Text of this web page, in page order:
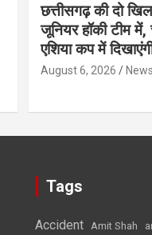
छत्तीसगढ़ की दो
जूनियर हॉकी टीम में,
एशिया कप में
August 6, 2026
Tags
Accident Amit Shah